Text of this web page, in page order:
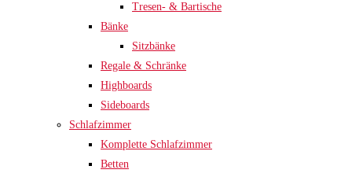
Tresen- & Bartische
Bänke
Sitzbänke
Regale & Schränke
Highboards
Sideboards
Schlafzimmer
Komplette Schlafzimmer
Betten